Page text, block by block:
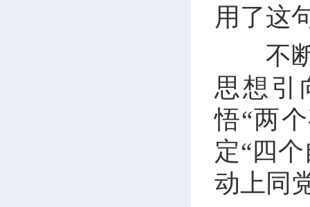
用了这
不断
思想引
悟“两
定“四
动上同